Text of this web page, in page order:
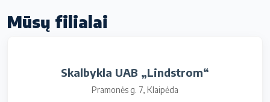
Mūsų filialai
Skalbykla UAB „Lindstrom“
Pramonės g. 7, Klaipėda